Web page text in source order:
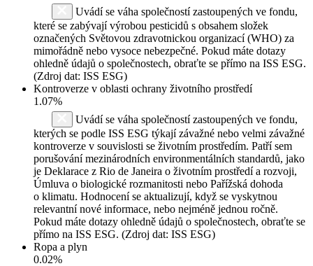
Uvádí se váha společností zastoupených ve fondu,
které se zabývají výrobou pesticidů s obsahem složek
označených Světovou zdravotnickou organizací (WHO) za
mimořádně nebo vysoce nebezpečné. Pokud máte dotazy
ohledně údajů o společnostech, obraťte se přímo na ISS ESG.
(Zdroj dat: ISS ESG)
Kontroverze v oblasti ochrany životního prostředí
1.07%
Uvádí se váha společností zastoupených ve fondu,
kterých se podle ISS ESG týkají závažné nebo velmi závažné
kontroverze v souvislosti se životním prostředím. Patří sem
porušování mezinárodních environmentálních standardů, jako
je Deklarace z Rio de Janeira o životním prostředí a rozvoji,
Úmluva o biologické rozmanitosti nebo Pařížská dohoda
o klimatu. Hodnocení se aktualizují, když se vyskytnou
relevantní nové informace, nebo nejméně jednou ročně.
Pokud máte dotazy ohledně údajů o společnostech, obraťte se
přímo na ISS ESG. (Zdroj dat: ISS ESG)
Ropa a plyn
0.02%